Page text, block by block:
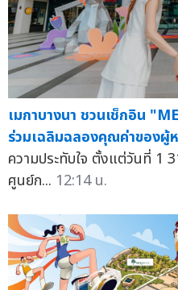
เมกาบางนา ชวนเช็กอิน
ร่วมเฉลิมฉลองคุณค่าของ
ความประทับใจ ตั้งแต่วันที่ 1
ศูนย์ก... 12:14 น.